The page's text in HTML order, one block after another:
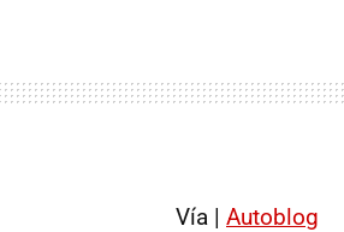
Vía | Autoblog